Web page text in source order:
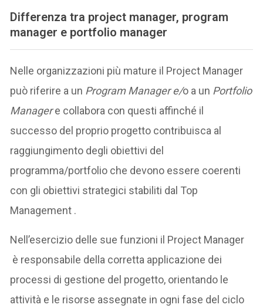
Differenza tra project manager, program
manager e portfolio manager
Nelle organizzazioni più mature il Project Manager
può riferire a un Program Manager e/o a un Portfolio
Managere collabora con questi affinché il
successo del proprio progetto contribuisca al
raggiungimento degli obiettivi del
programma/portfolio che devono essere coerenti
con gli obiettivi strategici stabiliti dal Top
Management .
Nell’esercizio delle sue funzioni il Project Manager
è responsabile della corretta applicazione dei
processi di gestione del progetto, orientando le
attività e le risorse assegnate in ogni fase del ciclo